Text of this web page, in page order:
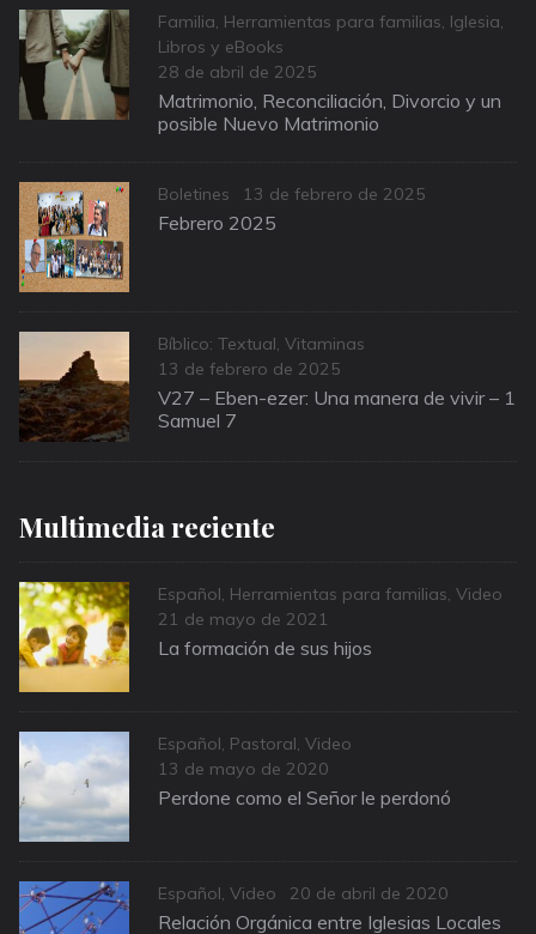
Categories
Familia, Herramientas para familias, Iglesia,
Libros y eBooks
Posted
on
28 de abril de 2025
Matrimonio, Reconciliación, Divorcio y un
posible Nuevo Matrimonio
Categories
Boletines
Posted
on
13 de febrero de 2025
Febrero 2025
Categories
Bíblico: Textual, Vitaminas
Posted
on
13 de febrero de 2025
V27 – Eben-ezer: Una manera de vivir – 1
Samuel 7
Multimedia reciente
Categories
Español, Herramientas para familias, Video
Posted
on
21 de mayo de 2021
La formación de sus hijos
Categories
Español, Pastoral, Video
Posted
on
13 de mayo de 2020
Perdone como el Señor le perdonó
Categories
Español, Video
Posted
on
20 de abril de 2020
Relación Orgánica entre Iglesias Locales